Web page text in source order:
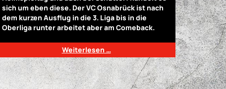
sich um eben diese. Der VC Osnabrück ist nach
dem kurzen Ausflug in die 3. Liga bis in die
Oberliga runter arbeitet aber am Comeback.
Weiterlesen …